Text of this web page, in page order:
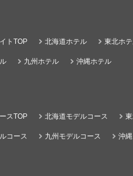
トTOP 北海道ホテル 東北ホ
九州ホテル 沖縄ホテル
スTOP 北海道モデルコース
コース 九州モデルコース 沖